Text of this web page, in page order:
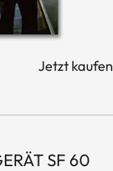
Jetzt kaufen
SF 60